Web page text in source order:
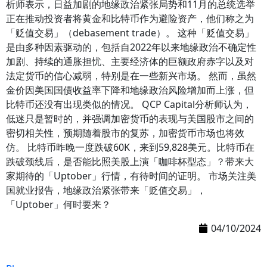
析师表示，日益加剧的地缘政治紧张局势和11月的总统选举
正在推动投资者将黄金和比特币作为避险资产，他们称之为
「贬值交易」（debasement trade）。 这种「贬值交易」
是由多种因素驱动的，包括自2022年以来地缘政治不确定性
加剧、持续的通胀担忧、主要经济体的巨额政府赤字以及对
法定货币的信心减弱，特别是在一些新兴市场。 然而，虽然
金价因美国国债收益率下降和地缘政治风险增加而上涨，但
比特币还没有出现类似的情况。 QCP Capital分析师认为，
低迷只是暂时的，并强调加密货币的表现与美国股市之间的
密切相关性，预期随着股市的复苏，加密货币市场也将效
仿。 比特币昨晚一度跌破60K，来到59,828美元。比特币在
跌破颈线后，是否能比照美股上演「咖啡杯型态」？带来大
家期待的「Uptober」行情，有待时间的证明。 市场关注美
国就业报告，地缘政治紧张带来「贬值交易」，
「Uptober」何时要来？
04/10/2024